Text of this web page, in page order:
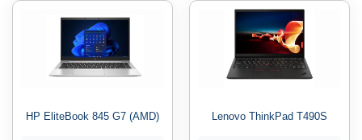
HP EliteBook 845 G7 (AMD) Lenovo ThinkPad T490S